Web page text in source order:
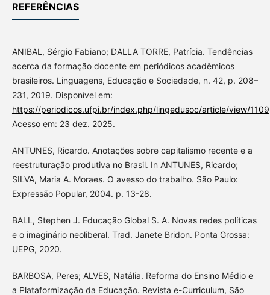
REFERÊNCIAS
ANIBAL, Sérgio Fabiano; DALLA TORRE, Patrícia. Tendências
acerca da formação docente em periódicos acadêmicos
brasileiros. Linguagens, Educação e Sociedade, n. 42, p. 208–
231, 2019. Disponível em:
https://periodicos.ufpi.br/index.php/lingedusoc/article/view/1109
Acesso em: 23 dez. 2025.
ANTUNES, Ricardo. Anotações sobre capitalismo recente e a
reestruturação produtiva no Brasil. In ANTUNES, Ricardo;
SILVA, Maria A. Moraes. O avesso do trabalho. São Paulo:
Expressão Popular, 2004. p. 13-28.
BALL, Stephen J. Educação Global S. A. Novas redes políticas
e o imaginário neoliberal. Trad. Janete Bridon. Ponta Grossa:
UEPG, 2020.
BARBOSA, Peres; ALVES, Natália. Reforma do Ensino Médio e
a Plataformização da Educação. Revista e-Curriculum, São